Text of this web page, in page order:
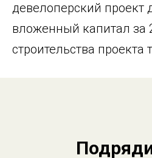
девелоперский проект
вложенный капитал за
строительства проекта